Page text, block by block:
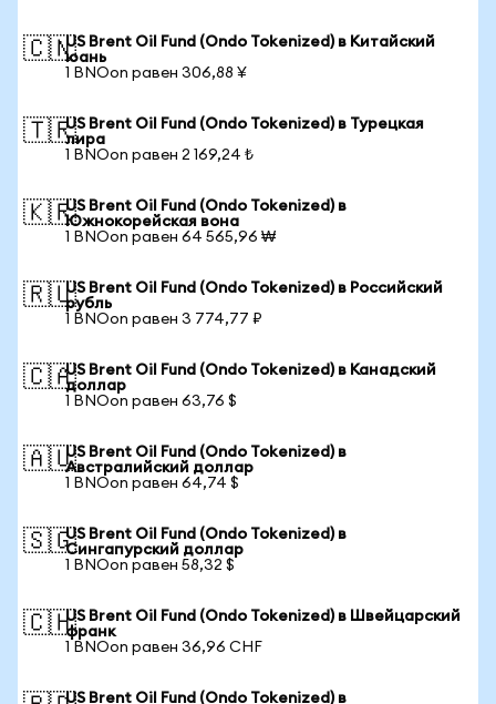
🇨🇳US Brent Oil Fund (Ondo Tokenized) в Китайский
юань
1 BNOon равен 306,88 ¥
🇹🇷US Brent Oil Fund (Ondo Tokenized) в Турецкая
лира
1 BNOon равен 2 169,24 ₺
🇰🇷US Brent Oil Fund (Ondo Tokenized) в
Южнокорейская вона
1 BNOon равен 64 565,96 ₩
🇷🇺US Brent Oil Fund (Ondo Tokenized) в Российский
рубль
1 BNOon равен 3 774,77 ₽
🇨🇦US Brent Oil Fund (Ondo Tokenized) в Канадский
доллар
1 BNOon равен 63,76 $
🇦🇺US Brent Oil Fund (Ondo Tokenized) в
Австралийский доллар
1 BNOon равен 64,74 $
🇸🇬US Brent Oil Fund (Ondo Tokenized) в
Сингапурский доллар
1 BNOon равен 58,32 $
🇨🇭US Brent Oil Fund (Ondo Tokenized) в Швейцарский
франк
1 BNOon равен 36,96 CHF
US Brent Oil Fund (Ondo Tokenized) в